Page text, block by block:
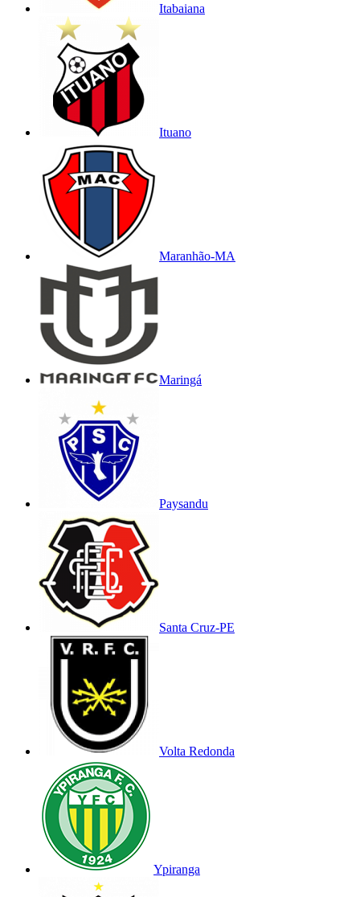
Itabaiana
Ituano
Maranhão-MA
Maringá
Paysandu
Santa Cruz-PE
Volta Redonda
Ypiranga